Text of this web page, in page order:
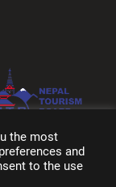
the most
and
to the use